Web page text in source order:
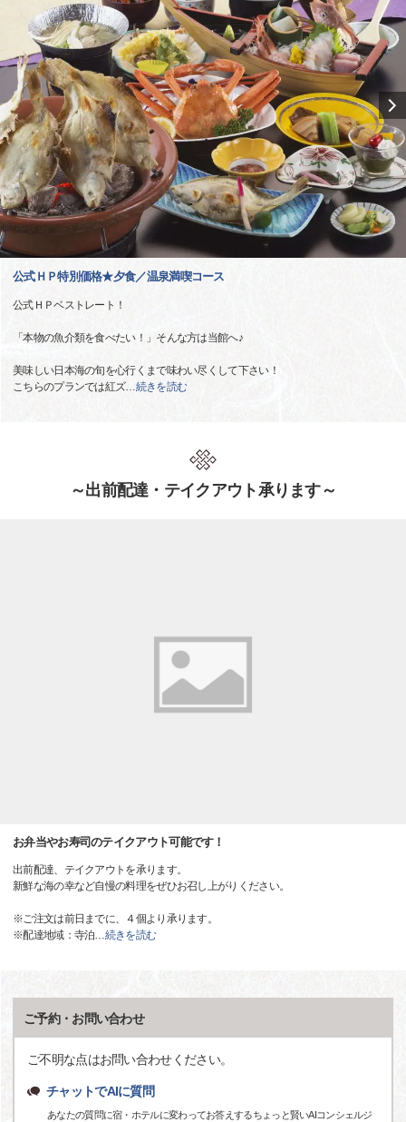
公式ＨＰ特別価格★夕食／温泉満喫コース
公式ＨＰベストレート！
「本物の魚介類を食べたい！」そんな方は当館へ♪
美味しい日本海の旬を心行くまで味わい尽くして下さい！
こちらのプランでは紅ズ…続きを読む
～出前配達・テイクアウト承ります～
お弁当やお寿司のテイクアウト可能です！
出前配達、テイクアウトを承ります。
新鮮な海の幸など自慢の料理をぜひお召し上がりください。
※ご注文は前日までに、４個より承ります。
※配達地域：寺泊…続きを読む
ご予約・お問い合わせ
ご不明な点はお問い合わせください。
チャットでAIに質問
あなたの質問に宿・ホテルに変わってお答えするちょっと賢いAIコンシェルジ